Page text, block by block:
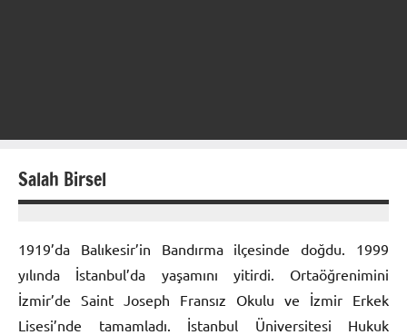
Salah Birsel
Ocak
2013
1919’da Balıkesir’in Bandırma ilçesinde doğdu. 1999
yılında İstanbul’da yaşamını yitirdi. Ortaöğrenimini
İzmir’de Saint Joseph Fransız Okulu ve İzmir Erkek
Lisesi’nde tamamladı. İstanbul Üniversitesi Hukuk